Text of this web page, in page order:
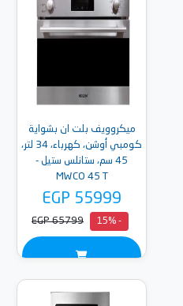
ميكروويف بلت ان بشواية
كومبي أوشن، كهرباء، 34 لتر،
45 سم، ستانلس ستيل -
MWCO 45 T
EGP 55999
- 15%
EGP 65799